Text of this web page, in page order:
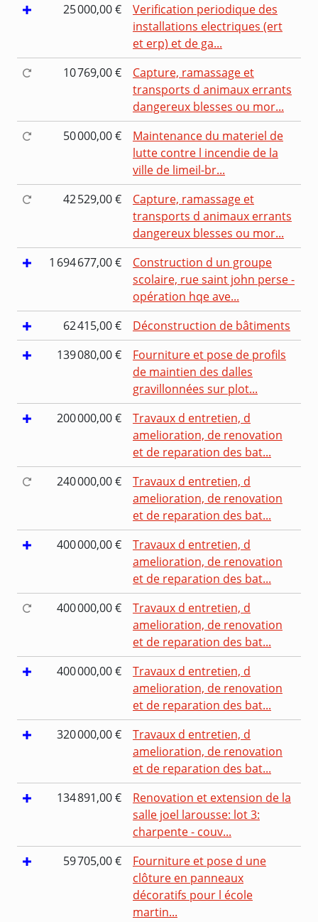
25 000,00 €
Verification periodique des
installations electriques (ert
et erp) et de ga...
10 769,00 €
Capture, ramassage et
transports d animaux errants
dangereux blesses ou mor...
50 000,00 €
Maintenance du materiel de
lutte contre l incendie de la
ville de limeil-br...
42 529,00 €
Capture, ramassage et
transports d animaux errants
dangereux blesses ou mor...
1 694 677,00 €
Construction d un groupe
scolaire, rue saint john perse -
opération hqe ave...
62 415,00 €
Déconstruction de bâtiments
139 080,00 €
Fourniture et pose de profils
de maintien des dalles
gravillonnées sur plot...
200 000,00 €
Travaux d entretien, d
amelioration, de renovation
et de reparation des bat...
240 000,00 €
Travaux d entretien, d
amelioration, de renovation
et de reparation des bat...
400 000,00 €
Travaux d entretien, d
amelioration, de renovation
et de reparation des bat...
400 000,00 €
Travaux d entretien, d
amelioration, de renovation
et de reparation des bat...
400 000,00 €
Travaux d entretien, d
amelioration, de renovation
et de reparation des bat...
320 000,00 €
Travaux d entretien, d
amelioration, de renovation
et de reparation des bat...
134 891,00 €
Renovation et extension de la
salle joel larousse: lot 3:
charpente - couv...
59 705,00 €
Fourniture et pose d une
clôture en panneaux
décoratifs pour l école
martin...